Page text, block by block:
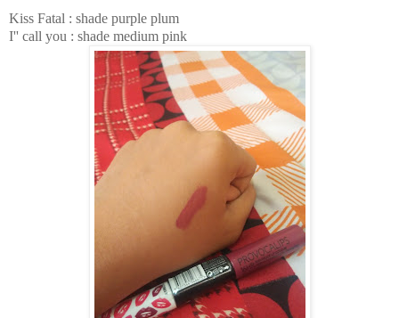
Kiss Fatal : shade purple plum
I'' call you : shade medium pink